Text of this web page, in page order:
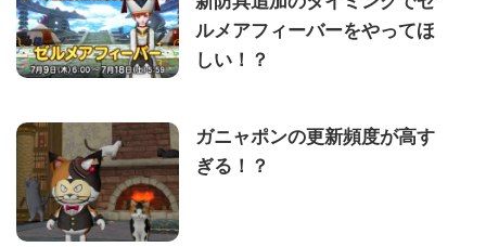
ルメアフィーバーをやってほ
しい！？
ガニャポンの更新頻度が高す
ぎる！？